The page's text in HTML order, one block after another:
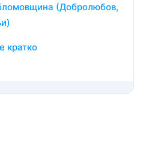
(Добролюбов,
кратко